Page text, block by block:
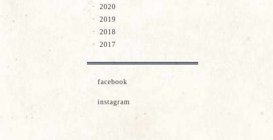
2020
2019
2018
2017
facebook
instagram